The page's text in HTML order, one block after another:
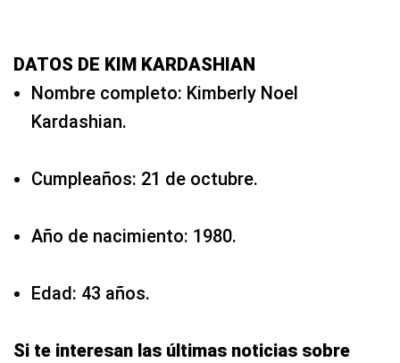
DATOS DE KIM KARDASHIAN
Nombre completo: Kimberly Noel
Kardashian.
Cumpleaños: 21 de octubre.
Año de nacimiento: 1980.
Edad: 43 años.
Si te interesan las últimas noticias sobre